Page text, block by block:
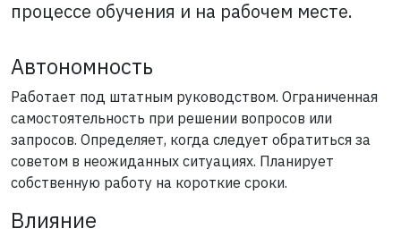
процессе обучения и на рабочем месте.
Автономность
Работает под штатным руководством. Ограниченная
самостоятельность при решении вопросов или
запросов. Определяет, когда следует обратиться за
советом в неожиданных ситуациях. Планирует
собственную работу на короткие сроки.
Влияние